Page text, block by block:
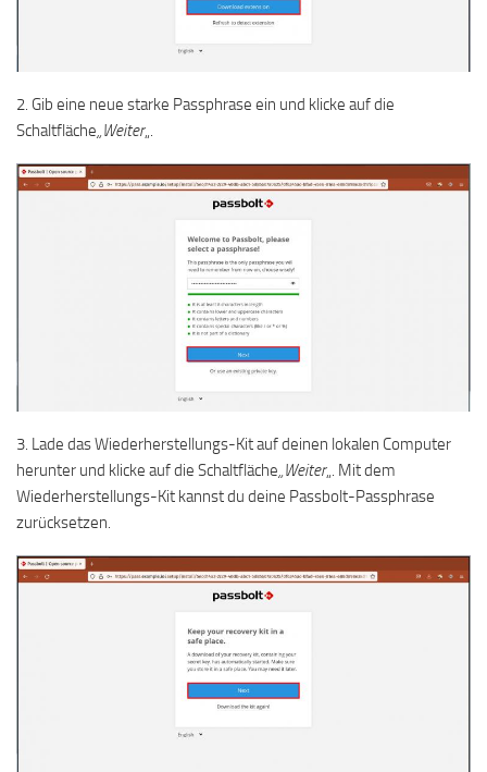
2. Gib eine neue starke Passphrase ein und klicke auf die
Schaltfläche„Weiter„.
3. Lade das Wiederherstellungs-Kit auf deinen lokalen Computer
herunter und klicke auf die Schaltfläche„Weiter„. Mit dem
Wiederherstellungs-Kit kannst du deine Passbolt-Passphrase
zurücksetzen.